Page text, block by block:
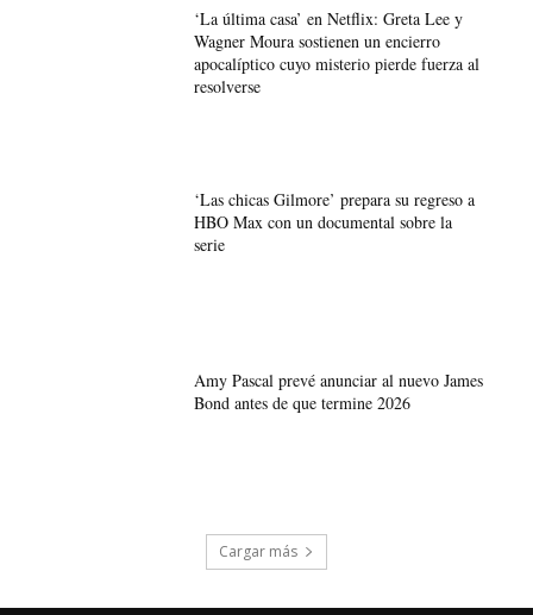
‘La última casa’ en Netflix: Greta Lee y
Wagner Moura sostienen un encierro
apocalíptico cuyo misterio pierde fuerza al
resolverse
‘Las chicas Gilmore’ prepara su regreso a
HBO Max con un documental sobre la
serie
Amy Pascal prevé anunciar al nuevo James
Bond antes de que termine 2026
Cargar más